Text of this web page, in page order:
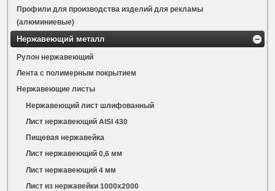
Профили для производства изделий для рекламы
(алюминиевые)
Нержавеющий металл
Рулон нержавеющий
Лента с полимерным покрытием
Нержавеющие листы
Нержавеющий лист шлифованный
Лист нержавеющий AISI 430
Пищевая нержавейка
Лист нержавеющий 0,6 мм
Лист нержавеющий 4 мм
Лист из нержавейки 1000х2000